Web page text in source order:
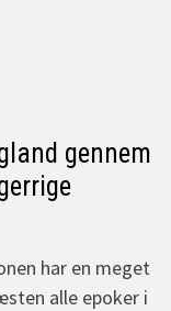
gennem
har en meget
alle epoker i